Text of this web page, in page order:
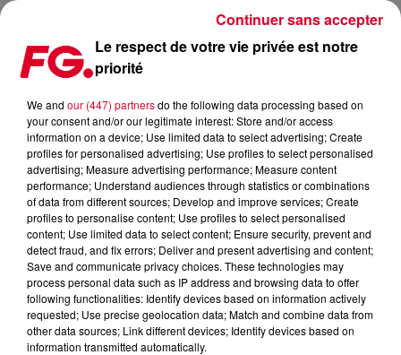
11 décembre 2024
PAWSA FAIT SENSATION AVEC SON NOUVEAU SINGLE "DIRTY
CASH"
Le respect de votre vie privée est notre
priorité
We and our (447) partnersdo the following data processing based on
your consent and/or our legitimate interest: Store and/or access
information on a device; Use limited data to select advertising; Create
profiles for personalised advertising; Use profiles to select personalised
advertising; Measure advertising performance; Measure content
performance; Understand audiences through statistics or combinations
of data from different sources; Develop and improve services; Create
profiles to personalise content; Use profiles to select personalised
content; Use limited data to select content; Ensure security, prevent and
detect fraud, and fix errors; Deliver and present advertising and content;
Save and communicate privacy choices. These technologies may
process personal data such as IP address and browsing data to offer
following functionalities: Identify devices based on information actively
requested; Use precise geolocation data; Match and combine data from
other data sources; Link different devices; Identify devices based on
information transmitted automatically.
Continuer sans accepter